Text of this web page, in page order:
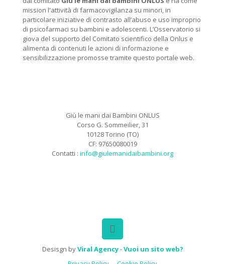
mission l'attività di farmacovigilanza su minori, in
particolare iniziative di contrasto all’abuso e uso improprio
di psicofarmaci su bambini e adolescenti. L’Osservatorio si
giova del supporto del Comitato scientifico della Onlus e
alimenta di contenuti le azioni di informazione e
sensibilizzazione promosse tramite questo portale web.
Giù le mani dai Bambini ONLUS
Corso G. Sommeilier, 31
10128 Torino (TO)
CF: 97650080019
Contatti : info@giulemanidaibambini.org
Desisgn byViral Agency-Vuoi un sito web?